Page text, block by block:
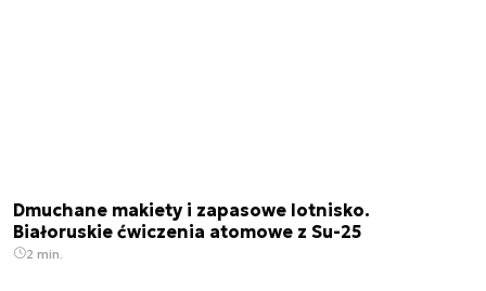
Dmuchane makiety i zapasowe lotnisko.
Białoruskie ćwiczenia atomowe z Su-25
2 min.